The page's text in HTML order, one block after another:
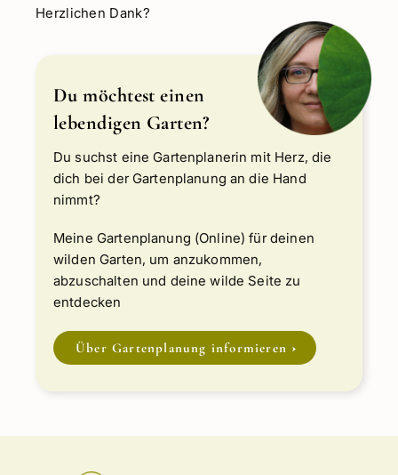
Herzlichen Dank?
Du möchtest einen
lebendigen Garten?
Du suchst eine Gartenplanerin mit Herz, die
dich bei der Gartenplanung an die Hand
nimmt?
Meine Gartenplanung (Online) für deinen
wilden Garten, um anzukommen,
abzuschalten und deine wilde Seite zu
entdecken
Über Gartenplanung informieren